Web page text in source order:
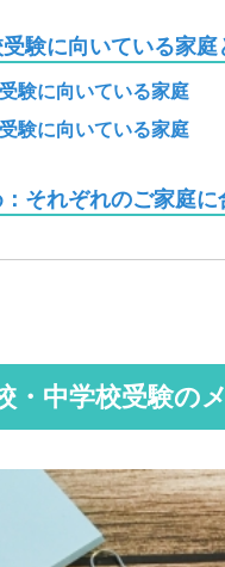
受験に向いている家
受験に向いている家庭
受験に向いている家庭
：それぞれのご家庭
・中学校受験の